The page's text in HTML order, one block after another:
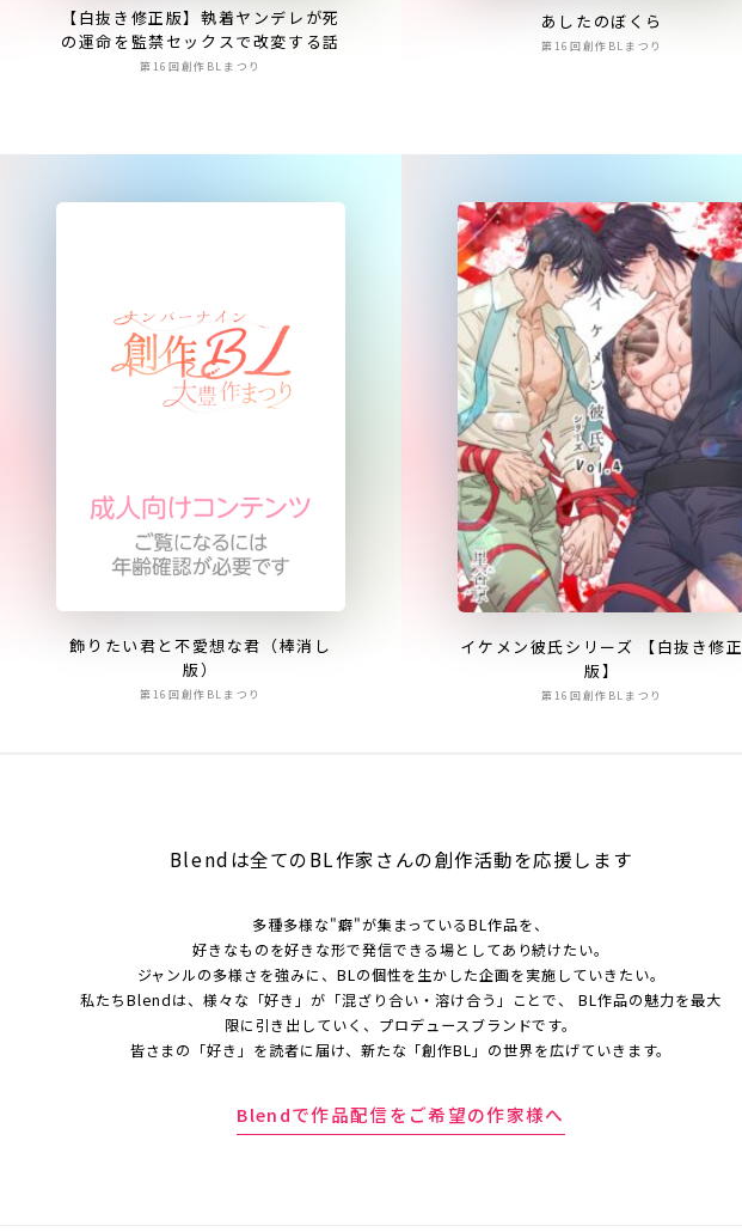
【白抜き修正版】執着ヤンデレが死
の運命を監禁セックスで改変する話
第16回創作BLまつり
あしたのぼくら
第16回創作BLまつり
飾りたい君と不愛想な君（棒消し
版）
第16回創作BLまつり
イケメン彼氏シリーズ 【白抜き修正
版】
第16回創作BLまつり
Blendは全てのBL作家さんの創作活動を応援します
多種多様な"癖"が集まっているBL作品を、
好きなものを好きな形で発信できる場としてあり続けたい。
ジャンルの多様さを強みに、BLの個性を生かした企画を実施していきたい。
私たちBlendは、様々な「好き」が「混ざり合い・溶け合う」ことで、 BL作品の魅力を最大
限に引き出していく、プロデュースブランドです。
皆さまの「好き」を読者に届け、新たな「創作BL」の世界を広げていきます。
Blendで作品配信をご希望の作家様へ